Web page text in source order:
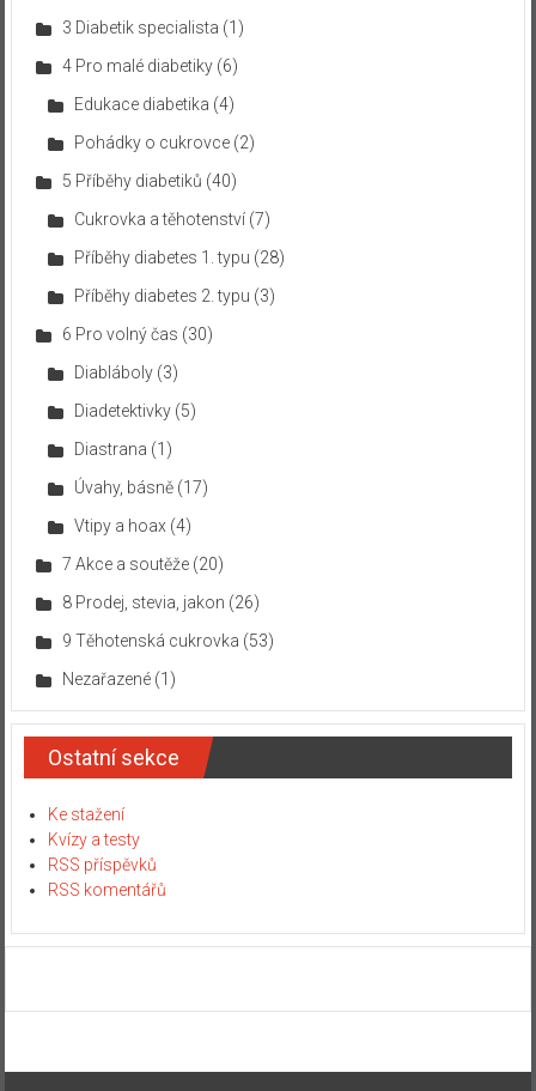
3 Diabetik specialista (1)
4 Pro malé diabetiky(6)
Edukace diabetika (4)
Pohádky o cukrovce(2)
5 Příběhy diabetiků (40)
Cukrovka a těhotenství(7)
Příběhy diabetes 1. typu (28)
Příběhy diabetes 2. typu (3)
6 Pro volný čas (30)
Diabláboly(3)
Diadetektivky(5)
Diastrana (1)
Úvahy, básně(17)
Vtipy a hoax (4)
7 Akce a soutěže(20)
8 Prodej, stevia, jakon (26)
9 Těhotenská cukrovka (53)
Nezařazené(1)
Ostatní sekce
Ke stažení
Kvízy a testy
RSS příspěvků
RSS komentářů